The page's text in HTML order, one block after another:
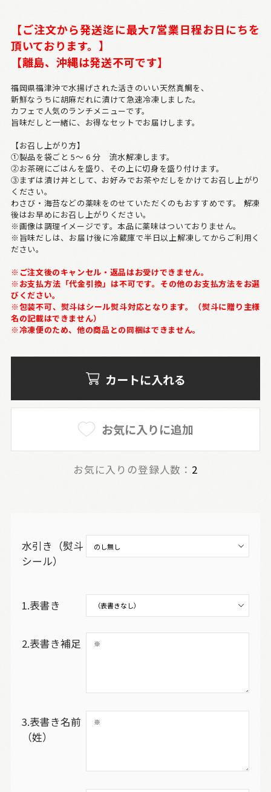
【ご注文から発送迄に最大7営業日程お日にちを
頂いております。】
【離島、沖縄は発送不可です】
福岡県福津沖で水揚げされた活きのいい天然真鯛を、
新鮮なうちに胡麻だれに漬けて急速冷凍しました。
カフェで人気のランチメニューです。
旨味だしと一緒に、お得なセットでお届けします。
【お召し上がり方】
①製品を袋ごと 5～ 6 分 流水解凍します。
②お茶碗にごはんを盛り、その上に切身を盛り付けます。
③まずは漬け丼として、お好みでお茶やだしをかけてお召し上がり
ください。
わさび・海苔などの薬味をのせていただくのもおすすめです。 解凍
後はお早めにお召し上がりください。
※画像は調理イメージです。本品に薬味はついておりません。
※旨味だしは、お届け後に冷蔵庫で半日以上解凍してからご利用く
ださい。
※ご注文後のキャンセル・返品はお受けできません。
※お支払方法「代金引換」は不可です。その他のお支払方法をお選
びください。
※包装不可、熨斗はシール熨斗対応となります。（熨斗に贈り主様
名の記載はできません）
※冷凍便のため、他の商品との同梱はできません。
カートに入れる
お気に入りに追加
お気に入りの登録人数： 2
水引き（熨斗
シール）
1.表書き
2.表書き補足
3.表書き名前
（姓）